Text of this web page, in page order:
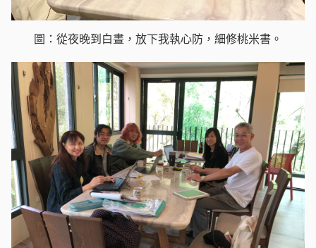
圖：從夜晚到白晝，放下我執心防，細修桃米書。